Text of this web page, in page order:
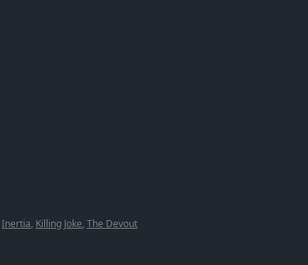
Inertia, Killing Joke, The Devout